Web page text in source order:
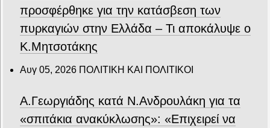
προσφέρθηκε για την κατάσβεση των
πυρκαγιών στην Ελλάδα – Τι αποκάλυψε ο
Κ.Μητσοτάκης
Αυγ 05, 2026 ΠΟΛΙΤΙΚΗ ΚΑΙ ΠΟΛΙΤΙΚΟΙ
Α.Γεωργιάδης κατά Ν.Ανδρουλάκη για τα
«σπιτάκια ανακύκλωσης»: «Επιχειρεί να